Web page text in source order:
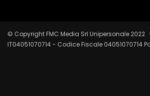
© Copyright FMC Media Srl Unipersonale 2022
IT04051070714 - Codice Fiscale 04051070714